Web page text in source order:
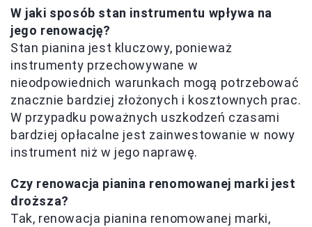
W jaki sposób stan instrumentu wpływa na
jego renowację?
Stan pianina jest kluczowy, ponieważ
instrumenty przechowywane w
nieodpowiednich warunkach mogą potrzebować
znacznie bardziej złożonych i kosztownych prac.
W przypadku poważnych uszkodzeń czasami
bardziej opłacalne jest zainwestowanie w nowy
instrument niż w jego naprawę.
Czy renowacja pianina renomowanej marki jest
droższa?
Tak, renowacja pianina renomowanej marki,